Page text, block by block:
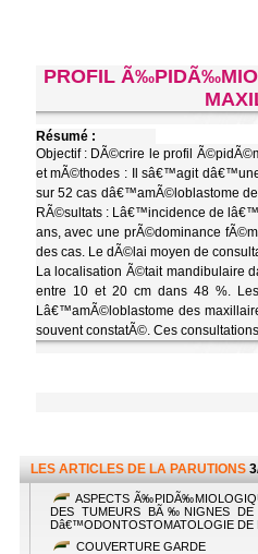
PROFIL
Résumé :
Objectif : DÃ©crire le profil
et mÃ©thodes : Il sâ€™agit
sur 52 cas dâ€™amÃ©loblastome
RÃ©sultats : Lâ€™incidence de
ans, avec une prÃ©dominance
des cas. Le dÃ©lai moyen de
La localisation Ã©tait mandibulaire
entre 10 et 20 cm dans 48 %.
Lâ€™amÃ©loblastome des
souvent constatÃ©. Ces
LES ARTICLES DE LA PARUTIONS
ASPECTS
DES TUMEURS BÃ‰NIGNES DE
Dâ€™ODONTOSTOMATOLOGIE DE
COUVERTURE GARDE